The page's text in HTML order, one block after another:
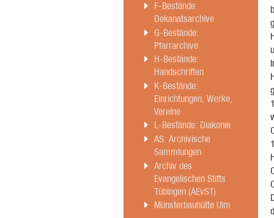
F-Bestände:
Dekanatsarchive
G-Bestände:
Pfarrarchive
H-Bestände:
Handschriften
K-Bestände:
Einrichtungen, Werke,
Vereine
L-Bestände: Diakonie
AS: Archivische
Sammlungen
Archiv des
Evangelischen Stifts
Tübingen (AEvST)
Münsterbauhütte Ulm